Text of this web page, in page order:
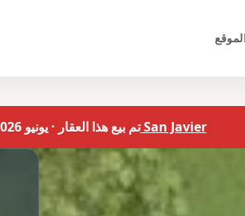
الموقع
تم بيع هذا العقار · يونيو 2026عرض عقارات مشابهة في San Javier